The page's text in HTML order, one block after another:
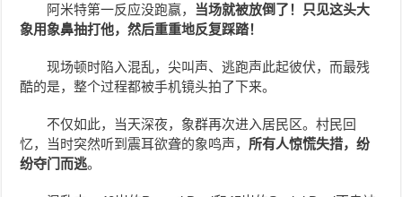
阿米特第一反应没跑赢， 当场就被放倒了！只见这头大
象用象鼻抽打他，然后重重地反复踩踏！
现场顿时陷入混乱，尖叫声、逃跑声此起彼伏，而最残
酷的是，整个过程都被手机镜头拍了下来。
不仅如此，当天深夜，象群再次进入居民区。村民回
忆，当时突然听到震耳欲聋的象鸣声，所有人惊慌失措，纷
纷夺门而逃。